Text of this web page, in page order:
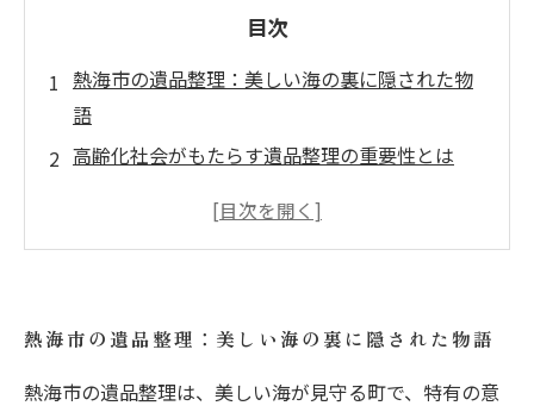
目次
熱海市の遺品整理：美しい海の裏に隠された物
語
高齢化社会がもたらす遺品整理の重要性とは
故人を偲ぶ心、残された家族への配慮
熱海市の遺品整理：心の整理を通じた新たな一
歩
熱海市の遺品整理：美しい海の裏に隠された物語
熱海市の遺品整理は、美しい海が見守る町で、特有の意